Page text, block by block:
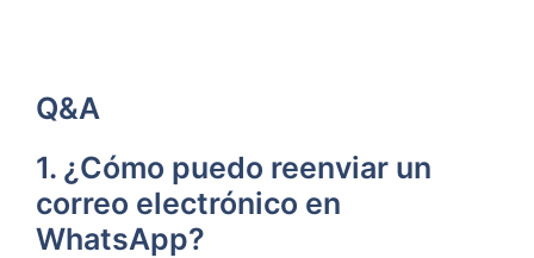
Q&A
1. ⁣¿Cómo⁢ puedo reenviar un
correo electrónico en
WhatsApp?